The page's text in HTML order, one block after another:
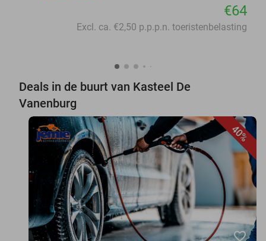
€64
Excl. ca. €2,50 p.p.p.n. toeristenbelasting
Deals in de buurt van Kasteel De
Vanenburg
40%
favorite_border